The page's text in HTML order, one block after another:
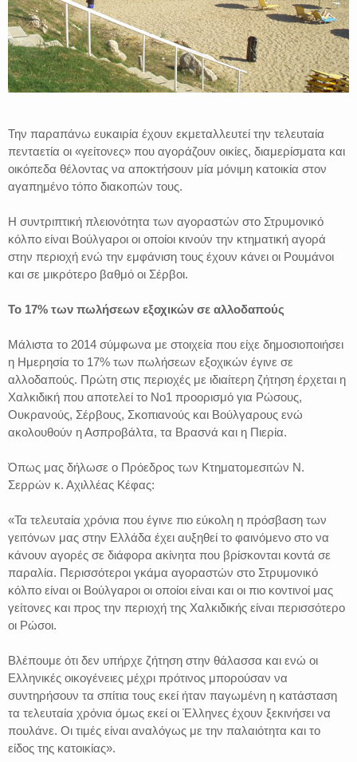
Την παραπάνω ευκαιρία έχουν εκμεταλλευτεί την τελευταία
πενταετία οι «γείτονες» που αγοράζουν οικίες, διαμερίσματα και
οικόπεδα θέλοντας να αποκτήσουν μία μόνιμη κατοικία στον
αγαπημένο τόπο διακοπών τους.
Η συντριπτική πλειονότητα των αγοραστών στο Στρυμονικό
κόλπο είναι Βούλγαροι οι οποίοι κινούν την κτηματική αγορά
στην περιοχή ενώ την εμφάνιση τους έχουν κάνει οι Ρουμάνοι
και σε μικρότερο βαθμό οι Σέρβοι.
Το 17% των πωλήσεων εξοχικών σε αλλοδαπούς
Μάλιστα το 2014 σύμφωνα με στοιχεία που είχε δημοσιοποιήσει
η Ημερησία το 17% των πωλήσεων εξοχικών έγινε σε
αλλοδαπούς. Πρώτη στις περιοχές με ιδιαίτερη ζήτηση έρχεται η
Χαλκιδική που αποτελεί το Νο1 προορισμό για Ρώσους,
Ουκρανούς, Σέρβους, Σκοπιανούς και Βούλγαρους ενώ
ακολουθούν η Ασπροβάλτα, τα Βρασνά και η Πιερία.
Όπως μας δήλωσε ο Πρόεδρος των Κτηματομεσιτών Ν.
Σερρών κ. Αχιλλέας Κέφας:
«Τα τελευταία χρόνια που έγινε πιο εύκολη η πρόσβαση των
γειτόνων μας στην Ελλάδα έχει αυξηθεί το φαινόμενο στο να
κάνουν αγορές σε διάφορα ακίνητα που βρίσκονται κοντά σε
παραλία. Περισσότεροι γκάμα αγοραστών στο Στρυμονικό
κόλπο είναι οι Βούλγαροι οι οποίοι είναι και οι πιο κοντινοί μας
γείτονες και προς την περιοχή της Χαλκιδικής είναι περισσότερο
οι Ρώσοι.
Βλέπουμε ότι δεν υπήρχε ζήτηση στην θάλασσα και ενώ οι
Ελληνικές οικογένειες μέχρι πρότινος μπορούσαν να
συντηρήσουν τα σπίτια τους εκεί ήταν παγωμένη η κατάσταση
τα τελευταία χρόνια όμως εκεί οι Έλληνες έχουν ξεκινήσει να
πουλάνε. Οι τιμές είναι αναλόγως με την παλαιότητα και το
είδος της κατοικίας».